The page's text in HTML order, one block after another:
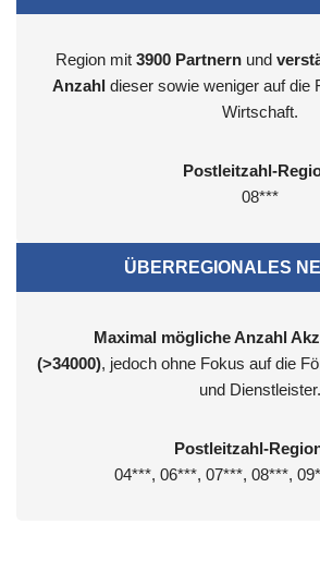
Region mit 3900 Partnernund
Anzahl dieser sowie weniger auf die
Wirtschaft.
Postleitzahl-
08***
ÜBERREGIONALES
Maximal mögliche Anzahl
(>34000), jedoch ohne Fokus auf die
und Dienstleister.
Postleitzahl-
04***, 06***, 07***, 08***,